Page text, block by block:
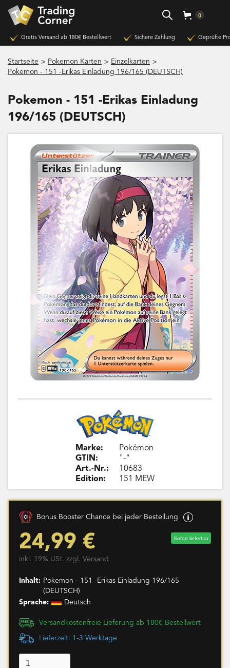
0
Gratis Versand ab 180€ Bestellwert Sichere Zahlung Geprüfte
Startseite > Pokemon Karten > Einzelkarten >
Pokemon - 151 -Erikas Einladung 196/165 (DEUTSCH)
Pokemon - 151 -Erikas Einladung
196/165 (DEUTSCH)
Marke:
GTIN:
Art.-Nr.:
Edition:
Pokémon
"-"
10683
151 MEW
Bonus Booster Chance bei jeder Bestellung
24,99 € Sofort lieferbar
inkl. 19% USt. zzgl. Versand
Inhalt: Pokemon - 151 -Erikas Einladung 196/165
(DEUTSCH)
Sprache:
Deutsch
Versandkostenfreie Lieferung ab 180€ Bestellwert
Lieferzeit: 1-3 Werktage